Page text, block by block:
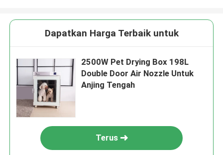
Dapatkan Harga Terbaik untuk
2500W Pet Drying Box 198L
Double Door Air Nozzle Untuk
Anjing Tengah
Terus